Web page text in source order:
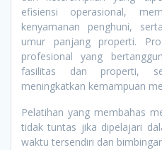
efisiensi operasional,
kenyamanan penghuni,
umur panjang properti.
profesional yang
fasilitas dan properti,
meningkatkan kemampuan
Pelatihan yang membahas
tidak tuntas jika dipelajari
waktu tersendiri dan